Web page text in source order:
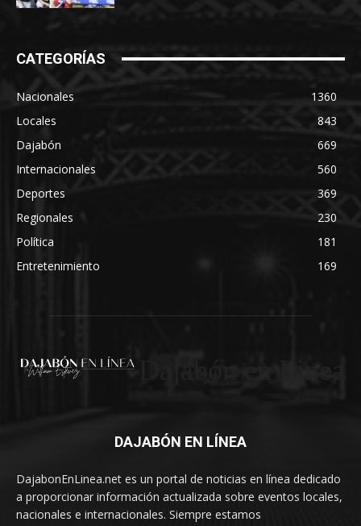
CATEGORÍAS
Nacionales
1360
Locales
843
Dajabón
669
Internacionales
560
Deportes
369
Regionales
230
Política
181
Entretenimiento
169
DAJABÓN EN LÍNEA
DajabonEnLinea.net es un portal de noticias en línea dedicado
a proporcionar información actualizada sobre eventos locales,
nacionales e internacionales. Siempre estamos